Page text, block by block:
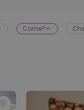
Come?